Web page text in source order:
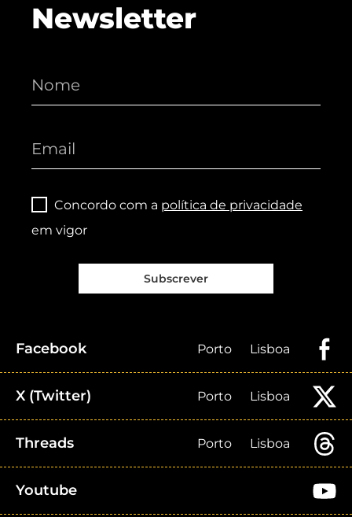
Newsletter
Concordo com a política de privacidade
em vigor
Subscrever
Facebook Porto Lisboa
X (Twitter) Porto Lisboa
Threads Porto Lisboa
Youtube